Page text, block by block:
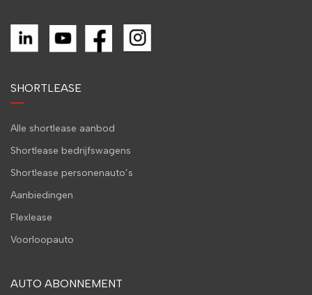
SHORTLEASE
Alle shortlease aanbod
Shortlease bedrijfswagens
Shortlease personenauto’s
Aanbiedingen
Flexlease
Voorloopauto
AUTO ABONNEMENT